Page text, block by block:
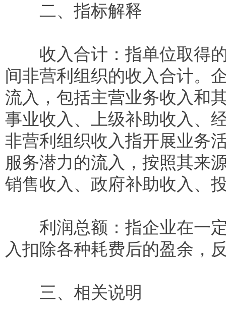
二、指标解释
收入合计：指单位取得的
间非营利组织的收入合计。
流入，包括主营业务收入和
事业收入、上级补助收入、
非营利组织收入指开展业务
服务潜力的流入，按照其来
销售收入、政府补助收入、
利润总额：指企业在一定
入扣除各种耗费后的盈余，
三、相关说明